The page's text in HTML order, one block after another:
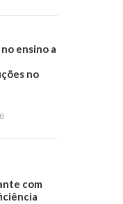
ensino a
no
com